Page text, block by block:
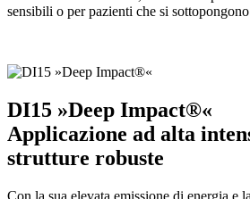
sensibili o per pazienti che si
DI15 »Deep Impact®«
Applicazione ad alta
strutture robuste